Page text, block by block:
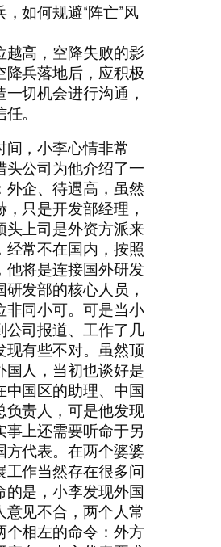
如何规避“阵亡”风
越高，空降失败的影
降兵落地后，应积极
切机会进行沟通，
。
间，小李心情非常
头公司为他介绍了一
外企、待遇高，虽然
只是开发部经理，
头上司是外资方派来
经常不在国内，按照
他将是连接国外研发
发部的核心人员，
非同小可。可是当小
公司报道、工作了几
现有些不对。虽然顶
国人，当初也谈好是
中国区的助理、中国
负责人，可是他发现
事上还需要听命于另
方代表。在两个婆婆
工作当然存在很多问
的是，小李发现外国
意见不合，两个人常
个相左的命令：外方